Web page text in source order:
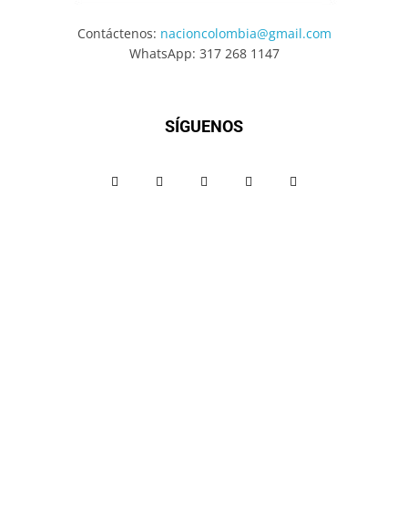
Contáctenos: nacioncolombia@gmail.com
WhatsApp: 317 268 1147
SÍGUENOS